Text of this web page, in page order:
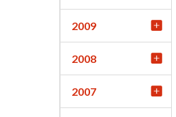
2009
2008
2007